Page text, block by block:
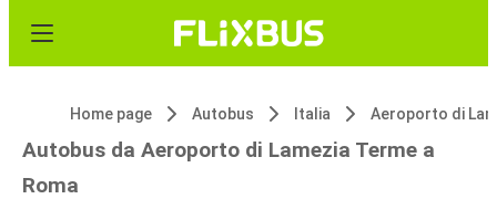
Home page Autobus Italia
Autobus da Aeroporto di Lamezia Terme a
Roma